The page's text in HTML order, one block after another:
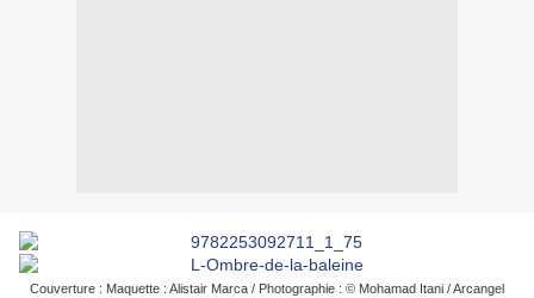
Couverture : Maquette : Alistair Marca / Photographie : © Mohamad Itani / Arcangel